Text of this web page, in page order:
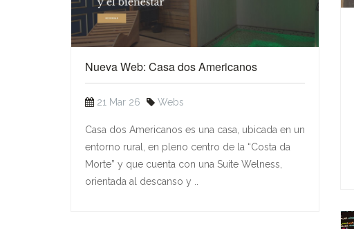
Nueva Web: Casa dos Americanos
21 Mar 26 Webs
Casa dos Americanos es una casa, ubicada en un
entorno rural, en pleno centro de la “Costa da
Morte” y que cuenta con una Suite Welness,
orientada al descanso y ..